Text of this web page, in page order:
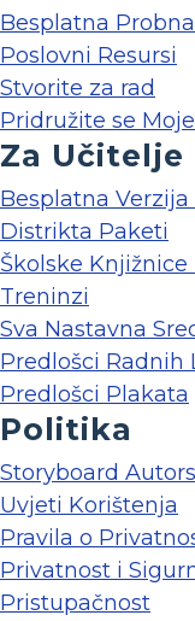
Besplatna
Poslovni Resursi
Stvorite za rad
Pridružite se
Za Učitelje
Besplatna
Distrikta Paketi
Školske
Treninzi
Sva Nastavna
Predlošci Radnih
Predlošci Plakata
Politika
Storyboard
Uvjeti Korištenja
Pravila o
Privatnost i
Pristupačnost